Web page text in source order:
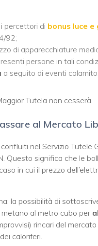
percettori di bonus luce e
92;
di apparecchiature
persone in tali
a seguito di eventi
Tutela non cesserà.
al Mercato
nel Servizio Tutele
Questo significa che le
in cui il prezzo
la possibilità di
al metro cubo per
rincari del
caloriferi.